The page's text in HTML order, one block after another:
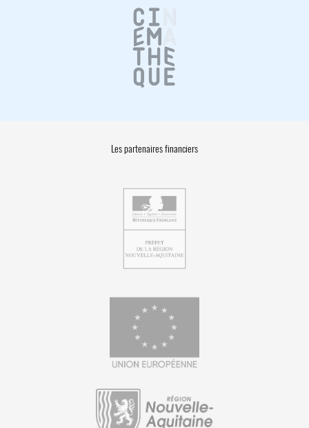
Les partenaires financiers